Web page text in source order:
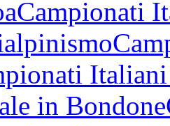
Campionati
in Bondone